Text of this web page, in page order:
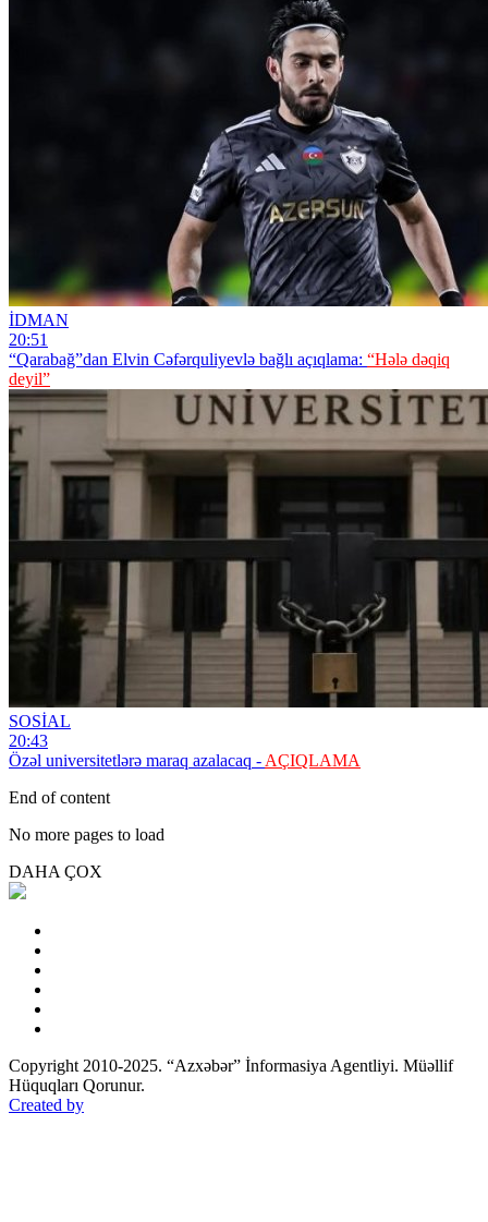
İDMAN
20:51
“Qarabağ”dan Elvin Cəfərquliyevlə bağlı açıqlama: “Hələ dəqiq
deyil”
SOSİAL
20:43
Özəl universitetlərə maraq azalacaq - AÇIQLAMA
End of content
No more pages to load
DAHA ÇOX
Copyright 2010-2025. “Azxəbər” İnformasiya Agentliyi. Müəllif
Hüquqları Qorunur.
Created by